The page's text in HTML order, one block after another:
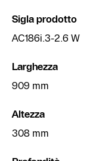
Sigla prodotto
AC186i.3-2.6 W
Larghezza
909 mm
Altezza
308 mm